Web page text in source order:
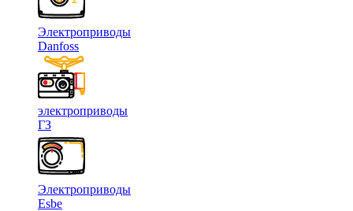
Электроприводы
Danfoss
электроприводы
ГЗ
Электроприводы
Esbe